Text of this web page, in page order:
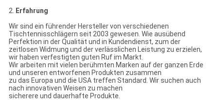
2. Erfahrung
Wir sind ein führender Hersteller von verschiedenen
Tischtennisschlägern seit 2003 gewesen. Wie ausübend
Perfektion in der Qualität und in Kundendienst, zum der
zeitlosen Widmung und der verlässlichen Leistung zu erzielen,
wir haben verfestigten guten Ruf im Markt.
Wir arbeiten mit vielen berühmten Marken auf der ganzen Erde
und unseren entworfenen Produkten zusammen
zu das Europa und die USA treffen Standard. Wir suchen auch
nach innovativen Weisen zu machen
sicherere und dauerhafte Produkte.